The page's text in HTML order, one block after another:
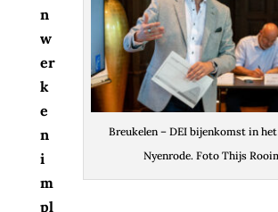
Breukelen – DEI bijenkomst in
Nyenrode. Foto Thijs
n
w
er
k
e
n
i
m
pl